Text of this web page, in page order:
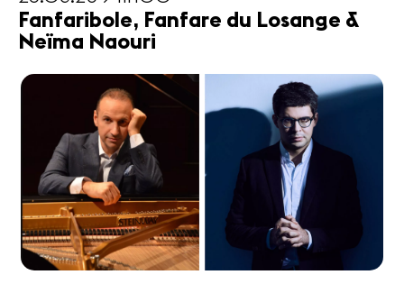
Fanfaribole, Fanfare du Losange &
Neïma Naouri